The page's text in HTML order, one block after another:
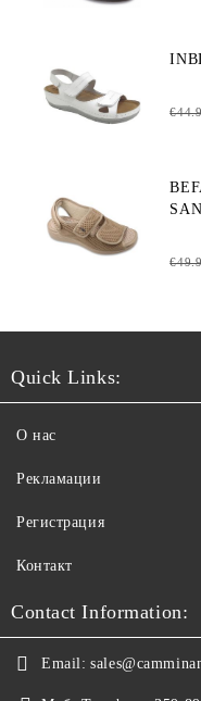
Quick Links:
О нас
Рекламации
Регистрация
Контакт
Contact Information:
Email: